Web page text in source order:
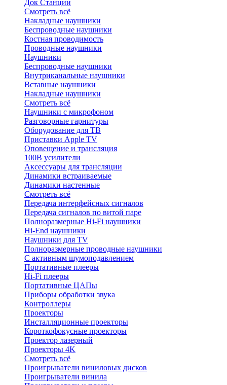
Док Станции
Смотреть всё
Накладные наушники
Беспроводные наушники
Костная проводимость
Проводные наушники
Наушники
Беспроводные наушники
Внутриканальные наушники
Вставные наушники
Накладные наушники
Смотреть всё
Наушники с микрофоном
Разговорные гарнитуры
Оборудование для ТВ
Приставки Apple TV
Оповещение и трансляция
100В усилители
Аксессуары для трансляции
Динамики встраиваемые
Динамики настенные
Смотреть всё
Передача интерфейсных сигналов
Передача сигналов по витой паре
Полноразмерные Hi-Fi наушники
Hi-End наушники
Наушники для TV
Полноразмерные проводные наушники
С активным шумоподавлением
Портативные плееры
Hi-Fi плееры
Портативные ЦАПы
Приборы обработки звука
Контроллеры
Проекторы
Инсталляционные проекторы
Короткофокусные проекторы
Проектор лазерный
Проекторы 4K
Смотреть всё
Проигрыватели виниловых дисков
Проигрыватели винила